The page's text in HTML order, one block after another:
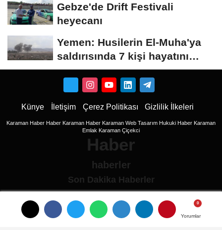
Yorumlar
Yorumlar
Gebze'de Drift Festivali
heyecanı
Yemen: Husilerin El-Muha'ya
saldırısında 7 kişi hayatını
kaybetti
Künye İletişim Çerez Politikası Gizlilik İlkeleri
Karaman Haber Haber Karaman Haber Karaman Web Tasarım Hukuki Haber Karaman
Emlak Karaman Çiçekci
Haber
haberler
Son Dakika Haberler
Son Dakika
son dakika Haberleri